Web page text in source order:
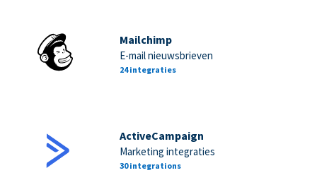
Mailchimp
E-mail nieuwsbrieven
24 integraties
ActiveCampaign
Marketing integraties
30 integrations